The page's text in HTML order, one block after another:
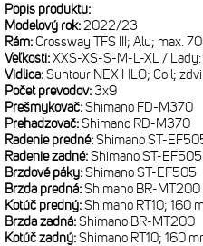
Popis produktu:
Modelový rok:2022/23
Rám:Crossway TFS III; Alu; max.
Veľkosti:XXS-XS-S-M-L-XL /
Vidlica:Suntour NEX HLO; Coil;
Počet prevodov:3x9
Prešmykovač:Shimano FD-M370
Prehadzovač:Shimano RD-M370
Radenie predné:Shimano ST-
Radenie zadné:Shimano ST-EF505
Brzdové páky:Shimano ST-EF505
Brzda predná:Shimano BR-MT200
Kotúč predný:Shimano RT10; 160
Brzda zadná:Shimano BR-MT200
Kotúč zadný:Shimano RT10; 160